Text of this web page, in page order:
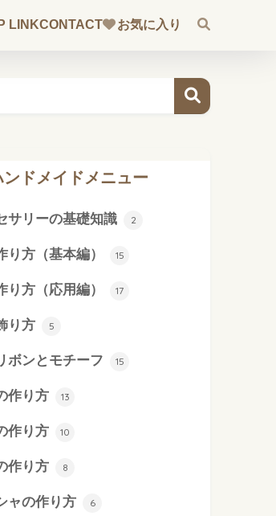
LINKCONTACT お気に入り
ンドメイドメニュー
サリーの基礎知識 2
り方（基本編） 15
り方（応用編） 17
り方 5
ボンとモチーフ 15
作り方 13
作り方 10
作り方 8
ャの作り方 6